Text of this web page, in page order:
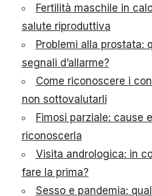
Fertilità maschile in
salute riproduttiva
Problemi alla prostata:
segnali d’allarme?
Come riconoscere i
non sottovalutarli
Fimosi parziale: cause
riconoscerla
Visita andrologica: in
fare la prima?
Sesso e pandemia: